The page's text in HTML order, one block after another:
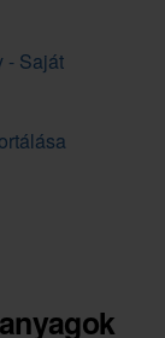
- Saját